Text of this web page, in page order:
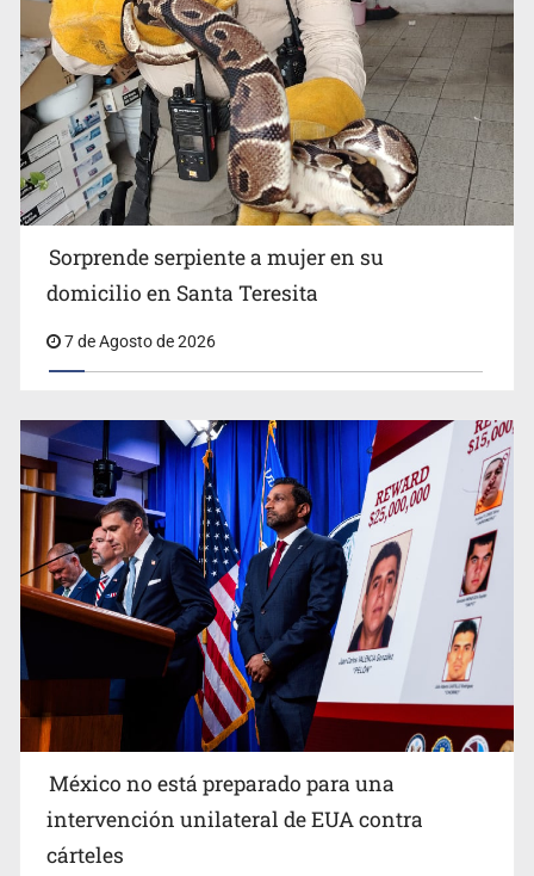
Detienen a tres miembros de red transnacional de
tráfico de personas
Procesan a el “R1”, presunto líder criminal en Jalisco y
Michoacán
Desapariciones en Jalisco, con complicidad de policías,
Sorprende serpiente a mujer en su
domicilio en Santa Teresita
7 de Agosto de 2026
México no está preparado para una
intervención unilateral de EUA contra
cárteles